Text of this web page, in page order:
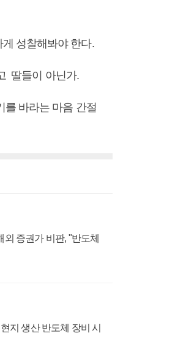
성찰해봐야 한다.
딸들이 아닌가.
를 바라는 마음 간절
증권가 비판, "반도체
지 생산 반도체 장비 시